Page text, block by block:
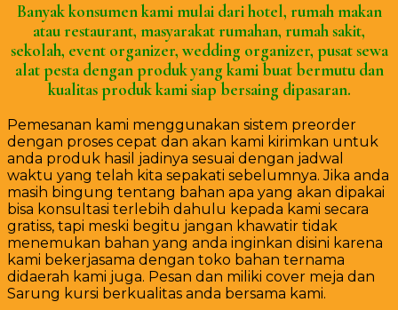
Banyak konsumen kami mulai dari hotel, rumah makan
atau restaurant, masyarakat rumahan, rumah sakit,
sekolah, event organizer, wedding organizer, pusat sewa
alat pesta dengan produk yang kami buat bermutu dan
kualitas produk kami siap bersaing dipasaran.
Pemesanan kami menggunakan sistem preorder
dengan proses cepat dan akan kami kirimkan untuk
anda produk hasil jadinya sesuai dengan jadwal
waktu yang telah kita sepakati sebelumnya. Jika anda
masih bingung tentang bahan apa yang akan dipakai
bisa konsultasi terlebih dahulu kepada kami secara
gratiss, tapi meski begitu jangan khawatir tidak
menemukan bahan yang anda inginkan disini karena
kami bekerjasama dengan toko bahan ternama
didaerah kami juga. Pesan dan miliki cover meja dan
Sarung kursi berkualitas anda bersama kami.